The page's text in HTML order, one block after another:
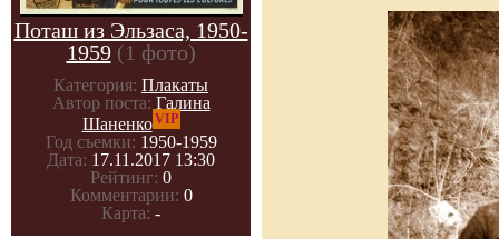
Поташ из Эльзаса, 1950-
1959 (1 фото)
Категория: Плакаты
Автор поста: Галина
ШаненкоVIP
Год съемки: 1950-1959
Дата: 17.11.2017 13:30
Рейтинг: 0
Комментарии: 0
Карта: -